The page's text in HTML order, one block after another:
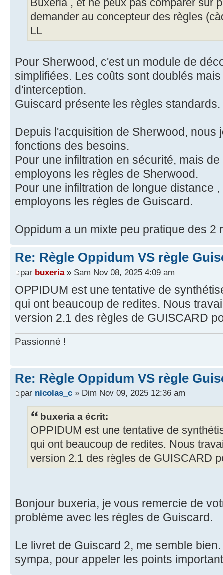
Buxeria , et ne peux pas comparer sur
demander au concepteur des règles
LL
Pour Sherwood, c'est un module de
simplifiées. Les coûts sont doublés
d'interception.
Guiscard présente les règles standards.
Depuis l'acquisition de Sherwood, nous
fonctions des besoins.
Pour une infiltration en sécurité, mais
employons les règles de Sherwood.
Pour une infiltration de longue distance
employons les règles de Guiscard.
Oppidum a un mixte peu pratique des 2
Re: Règle Oppidum VS règle
par buxeria» Sam Nov 08, 2025 4:09 am
OPPIDUM est une tentative de
qui ont beaucoup de redites. Nous
version 2.1 des règles de GUISCARD
Passionné !
Re: Règle Oppidum VS règle
par nicolas_c » Dim Nov 09, 2025 12:36 am
buxeria a écrit:
OPPIDUM est une tentative de
qui ont beaucoup de redites. Nous
version 2.1 des règles de GUISCARD
Bonjour buxeria, je vous remercie de
problème avec les règles de Guiscard.
Le livret de Guiscard 2, me semble
sympa, pour appeler les points